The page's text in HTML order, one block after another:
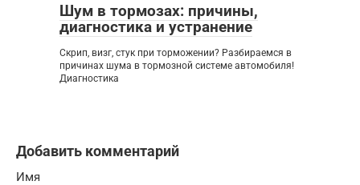
Шум в тормозах: причины,
диагностика и устранение
Скрип, визг, стук при торможении? Разбираемся в
причинах шума в тормозной системе автомобиля!
Диагностика
Добавить комментарий
Имя